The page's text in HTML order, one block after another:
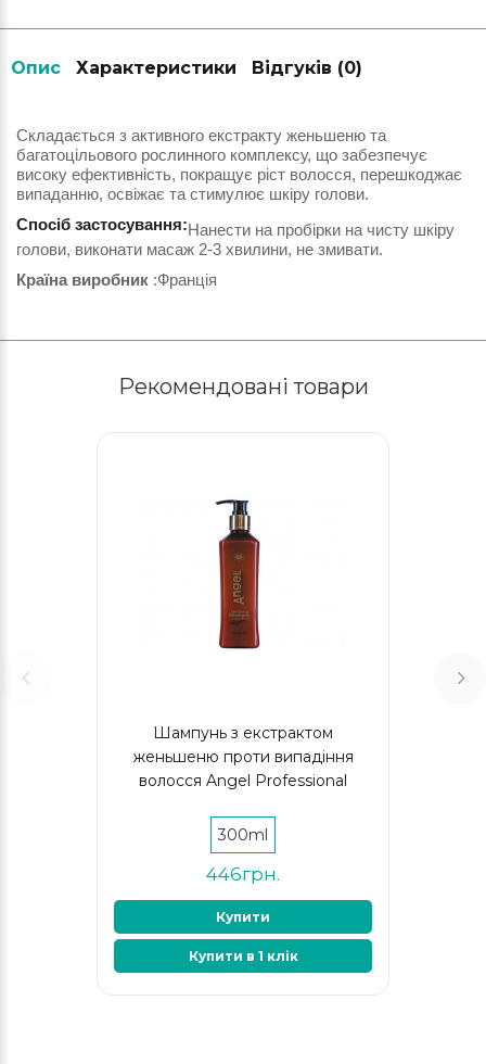
Опис Характеристики Відгуків (0)
Складається з активного екстракту женьшеню та
багатоцільового рослинного комплексу, що забезпечує
високу ефективність, покращує ріст волосся, перешкоджає
випаданню, освіжає та стимулює шкіру голови.
Спосіб застосування:Нанести на пробірки на чисту шкіру
голови, виконати масаж 2-3 хвилини, не змивати.
Країна виробник :Франція
Рекомендовані товари
Шампунь з екстрактом
женьшеню проти випадіння
волосся Angel Professional
300ml
446грн.
Купити
Купити в 1 клік